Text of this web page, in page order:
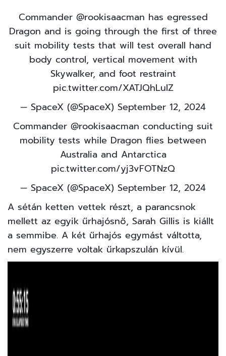
Commander @rookisaacman has egressed
Dragon and is going through the first of three
suit mobility tests that will test overall hand
body control, vertical movement with
Skywalker, and foot restraint
pic.twitter.com/XATJQhLuIZ
— SpaceX (@SpaceX) September 12, 2024
Commander @rookisaacman conducting suit
mobility tests while Dragon flies between
Australia and Antarctica
pic.twitter.com/yj3vFOTNzQ
— SpaceX (@SpaceX) September 12, 2024
A sétán ketten vettek részt, a parancsnok
mellett az egyik űrhajósnő, Sarah Gillis is kiállt
a semmibe. A két űrhajós egymást váltotta,
nem egyszerre voltak űrkapszulán kívül.